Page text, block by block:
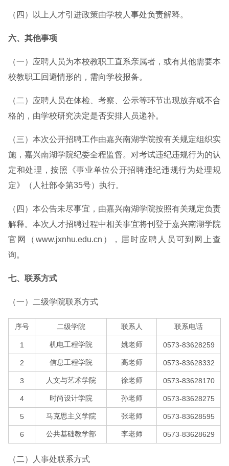
（四）以上人才引进政策由学校人事处负责解释。
六、其他事项
（一）应聘人员为本校教职工直系亲属者，或有其他需要本
校教职工回避情形的，需向学校报备。
（二）应聘人员在体检、考察、公示等环节出现放弃或不合
格的，由学校研究决定是否安排人员递补。
（三）本次公开招聘工作由嘉兴南湖学院按有关规定组织实
施，嘉兴南湖学院纪委全程监督。对考试违纪违规行为的认
定和处理，按照《事业单位公开招聘违纪违规行为处理规
定》（人社部令第35号）执行。
（四）本公告未尽事宜，由嘉兴南湖学院按照有关规定负责
解释。本次人才招聘过程中相关事宜将刊登于嘉兴南湖学院
官网（www.jxnhu.edu.cn），届时应聘人员可到网上查
询。
七、联系方式
（一）二级学院联系方式
序号 二级学院 联系人 联系电话
1 机电工程学院 姚老师 0573-83628259
2 信息工程学院 高老师 0573-83628332
3 人文与艺术学院 徐老师 0573-83628170
4 时尚设计学院 孙老师 0573-83628275
5 马克思主义学院 张老师 0573-83628595
6 公共基础教学部 李老师 0573-83628629
（二）人事处联系方式